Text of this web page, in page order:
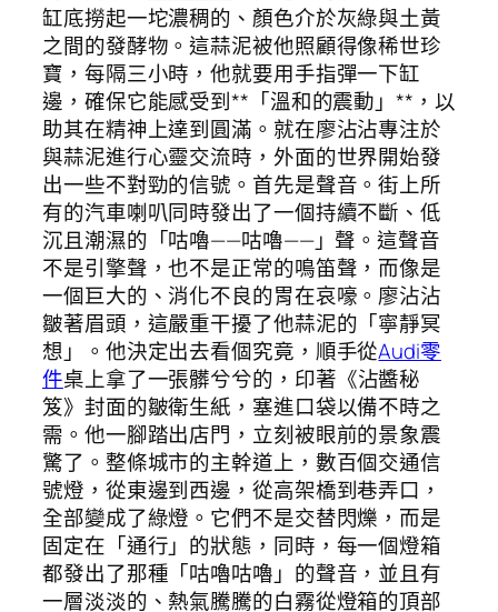
缸底撈起一坨濃稠的、顏色介於灰綠與土黃
之間的發酵物。這蒜泥被他照顧得像稀世珍
寶，每隔三小時，他就要用手指彈一下缸
邊，確保它能感受到**「溫和的震動」**，以
助其在精神上達到圓滿。就在廖沾沾專注於
與蒜泥進行心靈交流時，外面的世界開始發
出一些不對勁的信號。首先是聲音。街上所
有的汽車喇叭同時發出了一個持續不斷、低
沉且潮濕的「咕嚕——咕嚕——」聲。這聲音
不是引擎聲，也不是正常的鳴笛聲，而像是
一個巨大的、消化不良的胃在哀嚎。廖沾沾
皺著眉頭，這嚴重干擾了他蒜泥的「寧靜冥
想」。他決定出去看個究竟，順手從Audi零
件桌上拿了一張髒兮兮的，印著《沾醬秘
笈》封面的皺衛生紙，塞進口袋以備不時之
需。他一腳踏出店門，立刻被眼前的景象震
驚了。整條城市的主幹道上，數百個交通信
號燈，從東邊到西邊，從高架橋到巷弄口，
全部變成了綠燈。它們不是交替閃爍，而是
固定在「通行」的狀態，同時，每一個燈箱
都發出了那種「咕嚕咕嚕」的聲音，並且有
一層淡淡的、熱氣騰騰的白霧從燈箱的頂部